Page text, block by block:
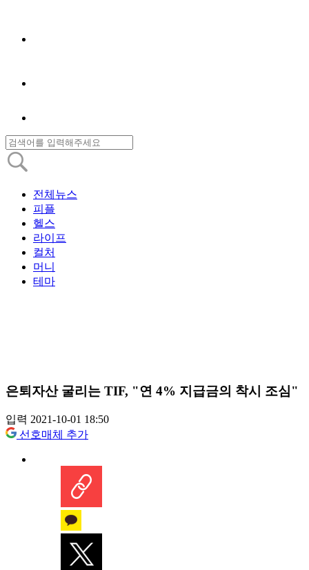
전체뉴스
피플
헬스
라이프
컬처
머니
테마
은퇴자산 굴리는 TIF, "연 4% 지급금의 착시 조심"
입력 2021-10-01 18:50
선호매체 추가